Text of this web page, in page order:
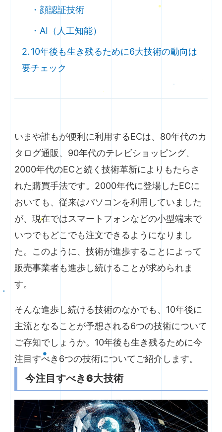
顔認証技術
AI（人工知能）
10年後も生き残るために6大技術の動向は
要チェック
いまや誰もが便利に利用するECは、80年代のカ
タログ通販、90年代のテレビショッピング、
2000年代のECと続く技術革新によりもたらさ
れた購買手法です。2000年代に登場したECに
おいても、従来はパソコンを利用していました
が、現在ではスマートフォンなどの小型端末で
いつでもどこでも注文できるようになりまし
た。このように、技術が進歩することによって
販売事業者も進歩し続けることが求められま
す。
そんな進歩し続ける技術のなかでも、10年後に
主流となることが予想される6つの技術について
ご存知でしょうか。10年後も生き残るために今
注目すべき6つの技術についてご紹介します。
今注目すべき6大技術